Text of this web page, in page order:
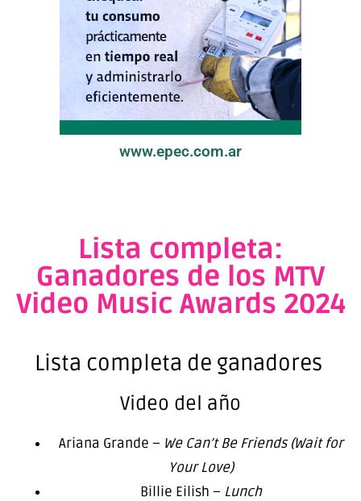
www.epec.com.ar
Lista completa:
Ganadores de los MTV
Video Music Awards 2024
Lista completa de ganadores
Video del año
Ariana Grande – We Can’t Be Friends (Wait for
Your Love)
Billie Eilish – Lunch